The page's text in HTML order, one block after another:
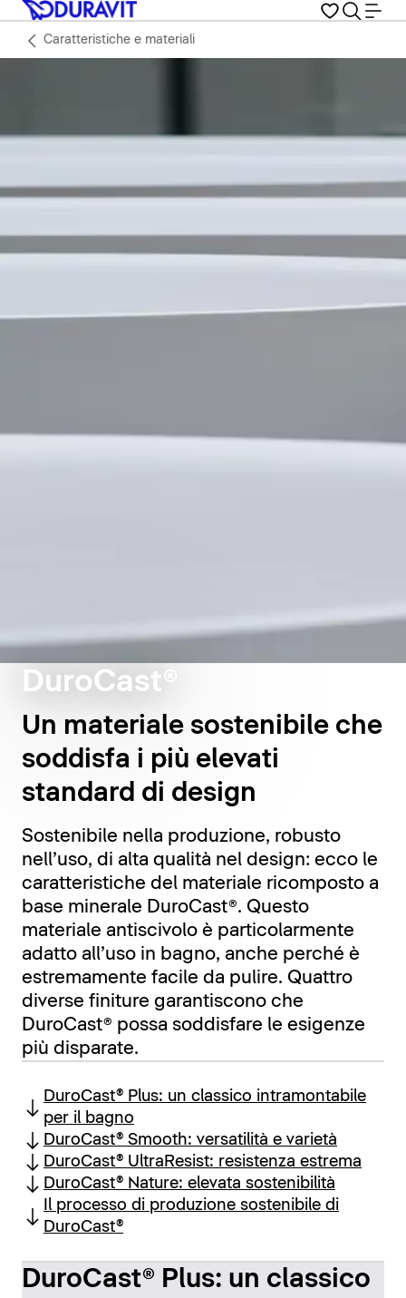
Caratteristiche e materiali
DuroCast®
Un materiale sostenibile che
soddisfa i più elevati
standard di design
Sostenibile nella produzione, robusto
nell’uso, di alta qualità nel design: ecco le
caratteristiche del materiale ricomposto a
base minerale DuroCast®. Questo
materiale antiscivolo è particolarmente
adatto all’uso in bagno, anche perché è
estremamente facile da pulire. Quattro
diverse finiture garantiscono che
DuroCast® possa soddisfare le esigenze
più disparate.
DuroCast® Plus: un classico intramontabile
per il bagno
DuroCast® Smooth: versatilità e varietà
DuroCast® UltraResist: resistenza estrema
DuroCast® Nature: elevata sostenibilità
Il processo di produzione sostenibile di
DuroCast®
DuroCast® Plus: un classico